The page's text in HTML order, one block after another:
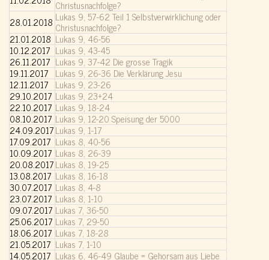
Christusnachfolge?
28.01.2018 Lukas 9, 57-62 Teil 1 Selbstverwirklichung oder
Christusnachfolge?
21.01.2018 Lukas 9, 46-56
10.12.2017 Lukas 9, 43-45
26.11.2017 Lukas 9, 37-42 Die grosse Tragik
19.11.2017 Lukas 9, 26-36 Die Verklärung Jesu
12.11.2017 Lukas 9, 23-26
29.10.2017 Lukas 9, 23+24
22.10.2017 Lukas 9, 18-24
08.10.2017 Lukas 9, 12-20 Speisung der 5000
24.09.2017Lukas 9, 1-17
17.09.2017 Lukas 8, 40-56
10.09.2017 Lukas 8, 26-39
20.08.2017Lukas 8, 19-25
13.08.2017 Lukas 8, 16-18
30.07.2017 Lukas 8, 4-8
23.07.2017 Lukas 8, 1-10
09.07.2017 Lukas 7, 36-50
25.06.2017 Lukas 7, 29-50
18.06.2017 Lukas 7, 18-28
21.05.2017 Lukas 7, 1-10
14.05.2017 Lukas 6, 46-49 Glaube = Gehorsam aus Liebe